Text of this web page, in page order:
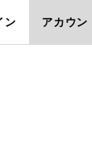
ン アカウン